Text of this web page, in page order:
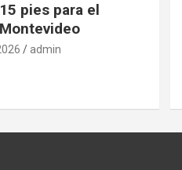
pies para el
admin